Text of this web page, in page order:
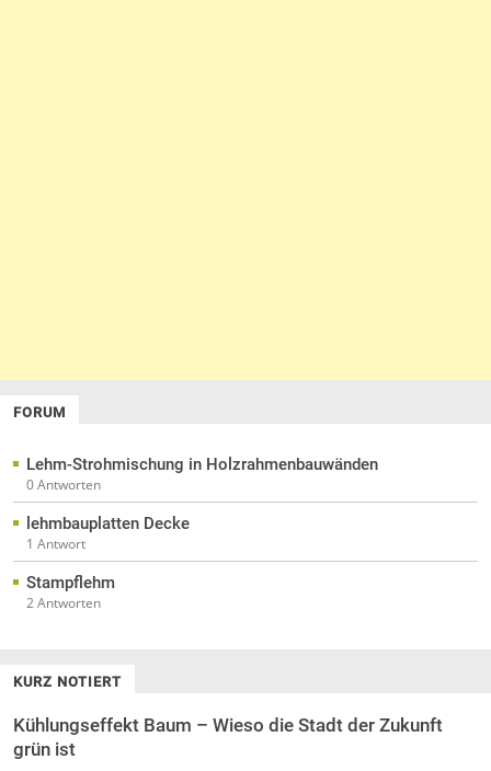
FORUM
Lehm-Strohmischung in Holzrahmenbauwänden
0 Antworten
lehmbauplatten Decke
1 Antwort
Stampflehm
2 Antworten
KURZ NOTIERT
Kühlungseffekt Baum – Wieso die Stadt der Zukunft
grün ist